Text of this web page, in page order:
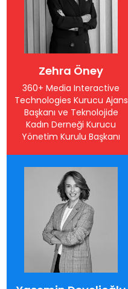
Zehra Öney
360+ Media Interactive
Technologies Kurucu Ajans
Başkanı ve Teknolojide
Kadın Derneği Kurucu
Yönetim Kurulu Başkanı